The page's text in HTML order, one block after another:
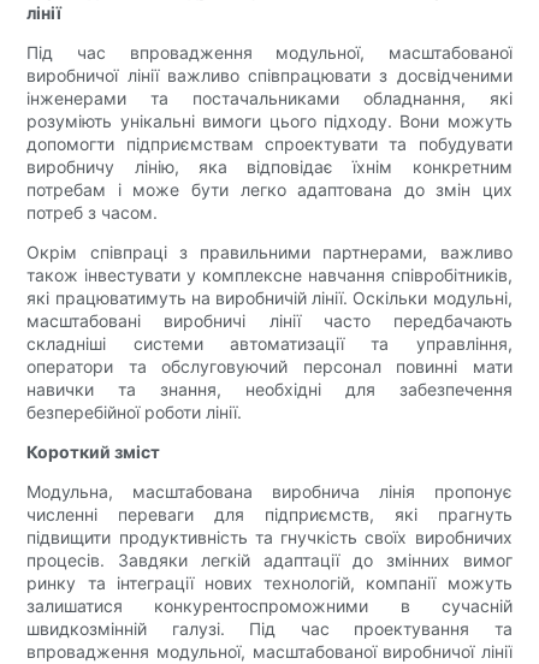
лінії
Під час впровадження модульної, масштабованої
виробничої лінії важливо співпрацювати з досвідченими
інженерами та постачальниками обладнання, які
розуміють унікальні вимоги цього підходу. Вони можуть
допомогти підприємствам спроектувати та побудувати
виробничу лінію, яка відповідає їхнім конкретним
потребам і може бути легко адаптована до змін цих
потреб з часом.
Окрім співпраці з правильними партнерами, важливо
також інвестувати у комплексне навчання співробітників,
які працюватимуть на виробничій лінії. Оскільки модульні,
масштабовані виробничі лінії часто передбачають
складніші системи автоматизації та управління,
оператори та обслуговуючий персонал повинні мати
навички та знання, необхідні для забезпечення
безперебійної роботи лінії.
Короткий зміст
Модульна, масштабована виробнича лінія пропонує
численні переваги для підприємств, які прагнуть
підвищити продуктивність та гнучкість своїх виробничих
процесів. Завдяки легкій адаптації до змінних вимог
ринку та інтеграції нових технологій, компанії можуть
залишатися конкурентоспроможними в сучасній
швидкозмінній галузі. Під час проектування та
впровадження модульної, масштабованої виробничої лінії